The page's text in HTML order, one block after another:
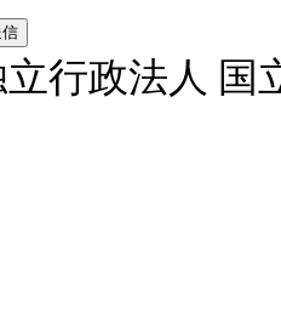
行政法人 国